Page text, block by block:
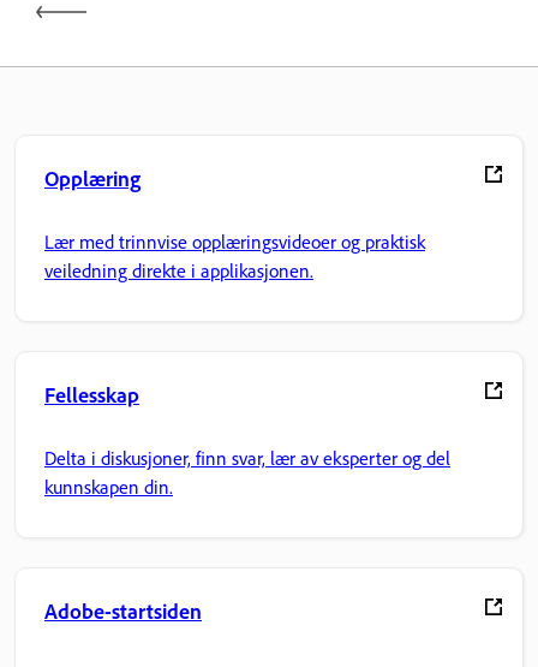
Opplæring
Lær med trinnvise opplæringsvideoer og praktisk
veiledning direkte i applikasjonen.
Fellesskap
Delta i diskusjoner, finn svar, lær av eksperter og del
kunnskapen din.
Adobe-startsiden